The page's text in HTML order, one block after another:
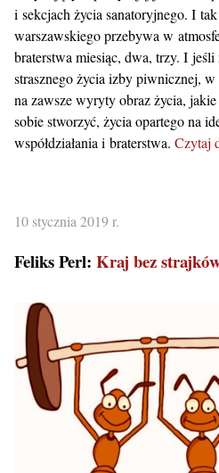
i sekcjach życia sanatoryjnego. I tak
warszawskiego przebywa w
braterstwa miesiąc, dwa, trzy. I
strasznego życia izby piwnicznej,
na zawsze wyryty obraz życia,
sobie stworzyć, życia opartego na
współdziałania i braterstwa. Czytaj
10 stycznia 2019 r.
Feliks Perl: Kraj bez